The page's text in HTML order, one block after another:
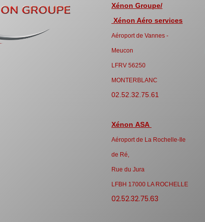
Xénon Groupe/
Xénon Aéro services
Aéroport de Vannes -
Meucon
LFRV 56250
MONTERBLANC
02.52.32.75.61
Xénon ASA
Aéroport de La Rochelle-Ile
de Ré,
Rue du Jura
LFBH 17000 LA ROCHELLE
02.52.32.75.63